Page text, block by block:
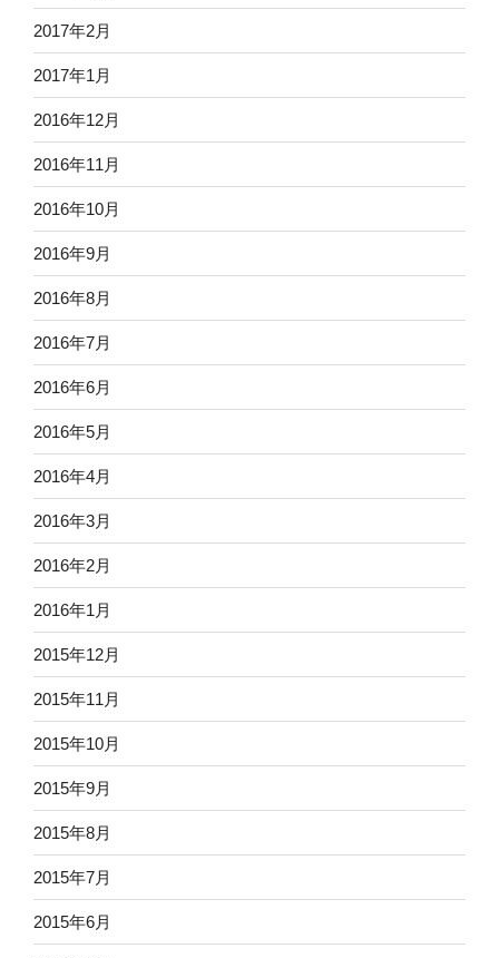
2017年2月
2017年1月
2016年12月
2016年11月
2016年10月
2016年9月
2016年8月
2016年7月
2016年6月
2016年5月
2016年4月
2016年3月
2016年2月
2016年1月
2015年12月
2015年11月
2015年10月
2015年9月
2015年8月
2015年7月
2015年6月